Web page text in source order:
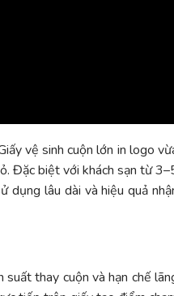
vệ sinh cuộn lớn in logo
Đặc biệt với khách sạn từ
dụng lâu dài và hiệu quả
suất thay cuộn và hạn chế